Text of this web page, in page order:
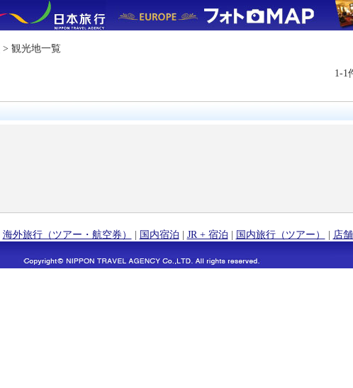
> 観光地一覧
1-1
海外旅行（ツアー・航空券） | 国内宿泊 | JR + 宿泊 | 国内旅行（ツアー） | 店